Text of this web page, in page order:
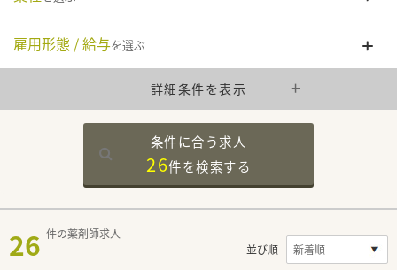
雇用形態 / 給与を選ぶ
詳細条件を表示
条件に合う求人
26件を検索する
26 件の薬剤師求人
並び順